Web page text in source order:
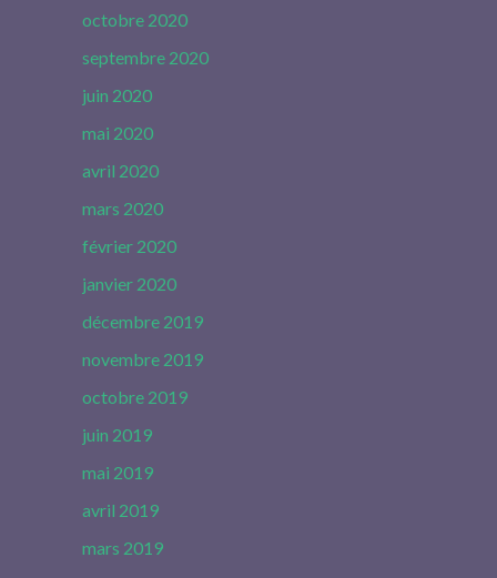
octobre 2020
septembre 2020
juin 2020
mai 2020
avril 2020
mars 2020
février 2020
janvier 2020
décembre 2019
novembre 2019
octobre 2019
juin 2019
mai 2019
avril 2019
mars 2019